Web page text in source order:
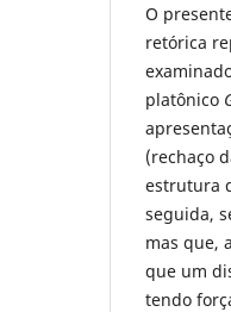
O
retórica
platônico
(rechaço
estrutura
seguida,
mas que,
que um
tendo